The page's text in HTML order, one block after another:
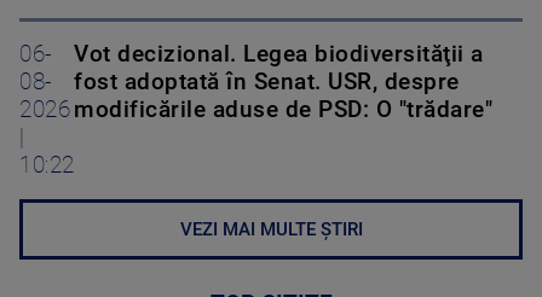
06-
08-
2026
10:22
Vot decizional. Legea biodiversităţii a
fost adoptată în Senat. USR, despre
modificările aduse de PSD: O "trădare"
VEZI MAI MULTE ȘTIRI